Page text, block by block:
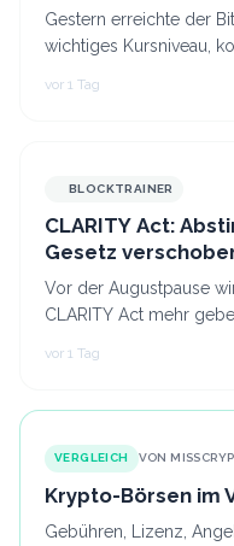
Gestern erreichte der
wichtiges Kursniveau,
vor 1 Tag
BLOCKTRAINER
CLARITY Act:
Gesetz
Vor der Augustpause
CLARITY Act mehr
derweil vor, dass
vor 1 Tag
VERGLEICH VON
Krypto-Börsen im
Gebühren, Lizenz,